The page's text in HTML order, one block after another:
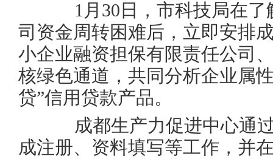
1月30日，市科技局在了
司资金周转困难后，立即安排
小企业融资担保有限责任公司
核绿色通道，共同分析企业属
贷”信用贷款产品。
成都生产力促进中心通过
成注册、资料填写等工作，并